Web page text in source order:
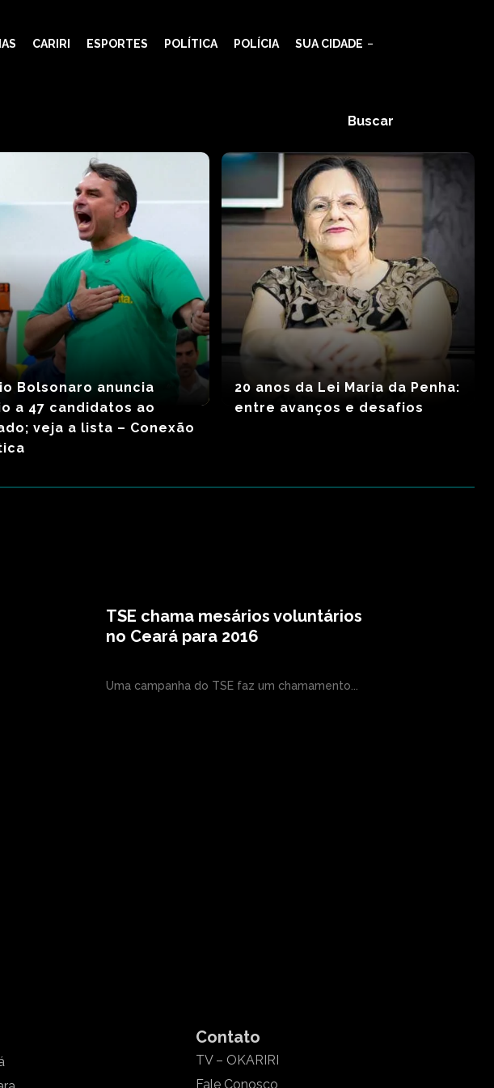
CARIRI ESPORTES POLÍTICA POLÍCIA SUA CIDADE
Buscar
Bolsonaro anuncia
a 47 candidatos ao
veja a lista – Conexão
20 anos da Lei Maria da Penha:
entre avanços e desafios
TSE chama mesários voluntários
no Ceará para 2016
Uma campanha do TSE faz um chamamento...
Contato
TV – OKARIRI
Fale Conosco